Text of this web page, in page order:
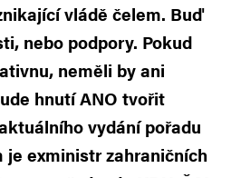
vládě čelem. Buď
nebo podpory. Pokud
neměli by ani
hnutí ANO tvořit
vydání pořadu
je exministr zahraničních